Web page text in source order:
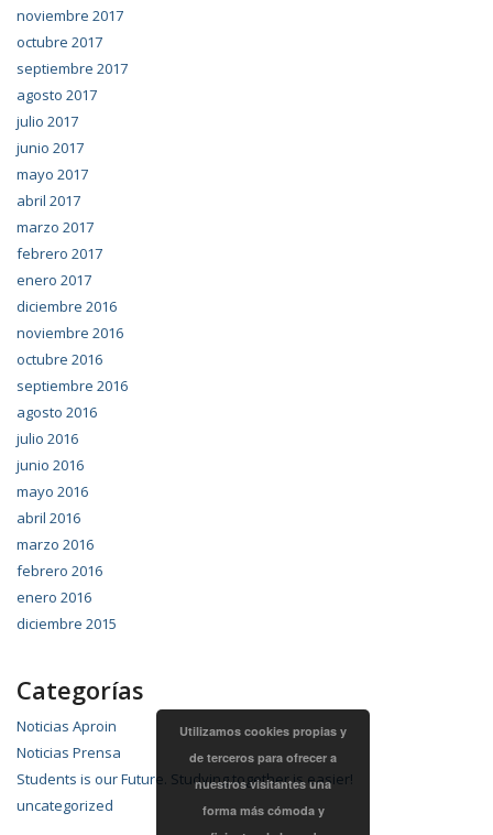
noviembre 2017
octubre 2017
septiembre 2017
agosto 2017
julio 2017
junio 2017
mayo 2017
abril 2017
marzo 2017
febrero 2017
enero 2017
diciembre 2016
noviembre 2016
octubre 2016
septiembre 2016
agosto 2016
julio 2016
junio 2016
mayo 2016
abril 2016
marzo 2016
febrero 2016
enero 2016
diciembre 2015
Categorías
Noticias Aproin
Noticias Prensa
Students is our Future. Studying together is easier!
uncategorized
Utilizamos cookies propias y
de terceros para ofrecer a
nuestros visitantes una
forma más cómoda y